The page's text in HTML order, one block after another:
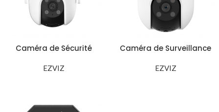
Caméra de Sécurité
10MP (5MP+5MP)
EZVIZ
Caméra de Surveillance
4MP PTZ CS-H8C-R100-
EZVIZ